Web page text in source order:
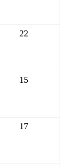
22
15
17